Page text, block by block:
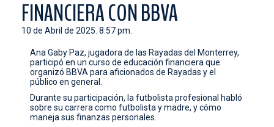
CONTACTO
FINANCIERA CON BBVA
10 de Abril de 2025. 8:57 pm.
Ana Gaby Paz, jugadora de las Rayadas del Monterrey,
participó en un curso de educación financiera que
organizó BBVA para aficionados de Rayadas y el
público en general.
Durante su participación, la futbolista profesional habló
sobre su carrera como futbolista y madre, y cómo
maneja sus finanzas personales.